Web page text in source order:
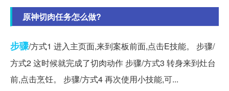
原神切肉任务怎么做?
步骤/方式1 进入主页面,来到案板前面,点击E技能。 步骤/
方式2 这时候就完成了切肉动作 步骤/方式3 转身来到灶台
前,点击烹饪。 步骤/方式4 再次使用小技能,可...